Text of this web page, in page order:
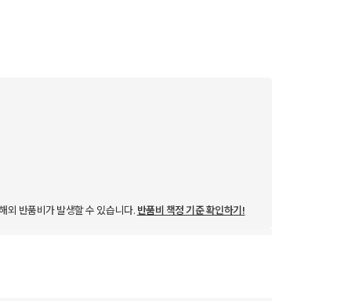
외 반품비가 발생할 수 있습니다. 반품비 책정 기준 확인하기!